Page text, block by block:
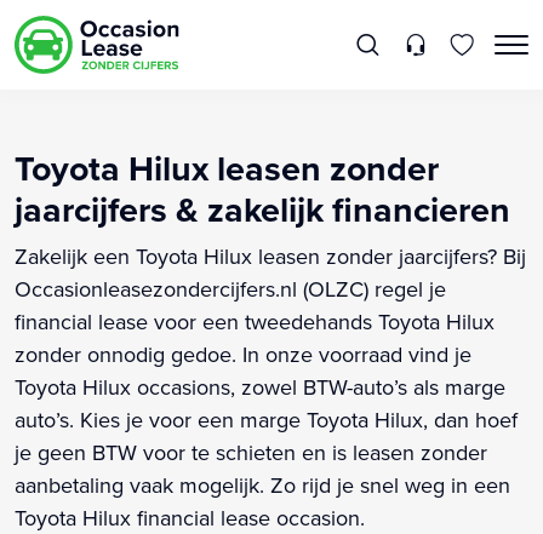
Toyota Hilux leasen zonder
jaarcijfers & zakelijk financieren
Zakelijk een Toyota Hilux leasen zonder jaarcijfers? Bij
Occasionleasezondercijfers.nl (OLZC) regel je
financial lease voor een tweedehands Toyota Hilux
zonder onnodig gedoe. In onze voorraad vind je
Toyota Hilux occasions, zowel BTW-auto’s als marge
auto’s. Kies je voor een marge Toyota Hilux, dan hoef
je geen BTW voor te schieten en is leasen zonder
aanbetaling vaak mogelijk. Zo rijd je snel weg in een
Toyota Hilux financial lease occasion.